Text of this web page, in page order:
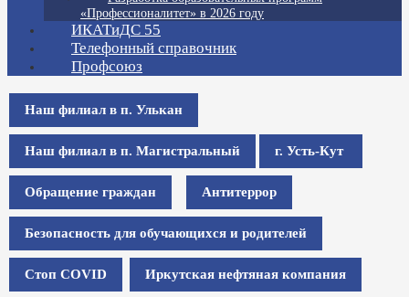
«Профессионалитет» в 2026 году
ИКАТиДС 55
Телефонный справочник
Профсоюз
Наш филиал в п. Улькан
Наш филиал в п. Магистральный г. Усть-Кут
Обращение граждан Антитеррор
Безопасность для обучающихся и родителей
Стоп COVID Иркутская нефтяная компания